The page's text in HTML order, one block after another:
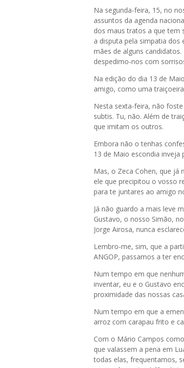
Na segunda-feira, 15, no
assuntos da agenda
dos maus tratos a que tem
a disputa pela simpatia dos
mães de alguns
despedimo-nos com
Na edição do dia 13 de
amigo, como uma
Nesta sexta-feira, não
subtis. Tu, não. Além de
que imitam os outros.
Embora não o tenhas
13 de Maio escondia inveja
Mas, o Zeca Cohen, que já
ele que precipitou o vosso
para te juntares ao amigo
Já não guardo a mais leve
Gustavo, o nosso Simão,
Jorge Airosa, nunca
Lembro-me, sim, que a
ANGOP, passamos a ter
Num tempo em que
inventar, eu e o Gustavo
proximidade das nossas
Num tempo em que a
arroz com carapau frito e
Com o Mário Campos
que valassem a pena em
todas elas, frequentamos,